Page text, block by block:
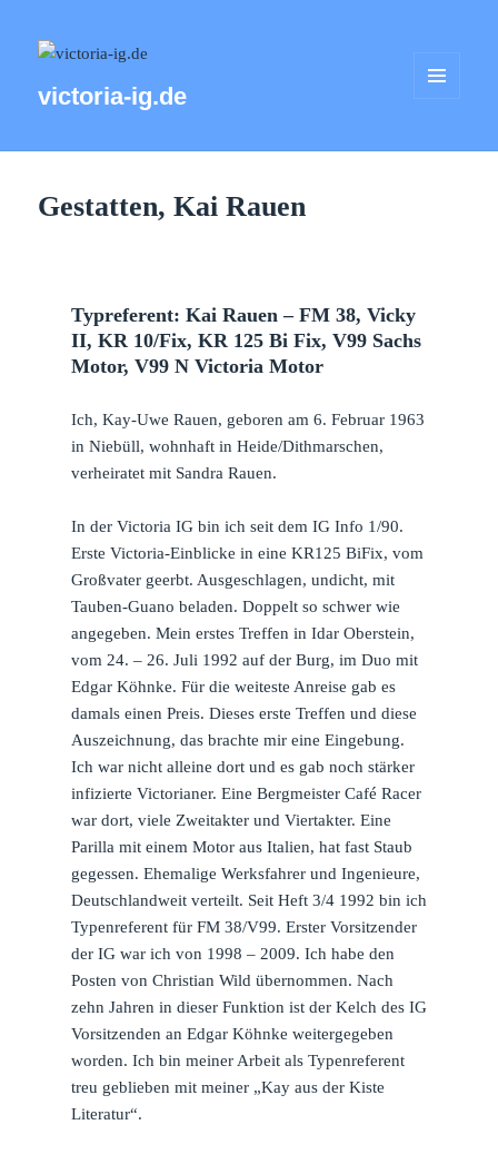
victoria-ig.de
Gestatten, Kai Rauen
Typreferent: Kai Rauen – FM 38, Vicky
II, KR 10/Fix, KR 125 Bi Fix, V99 Sachs
Motor, V99 N Victoria Motor
Ich, Kay-Uwe Rauen, geboren am 6. Februar 1963
in Niebüll, wohnhaft in Heide/Dithmarschen,
verheiratet mit Sandra Rauen.
In der Victoria IG bin ich seit dem IG Info 1/90.
Erste Victoria-Einblicke in eine KR125 BiFix, vom
Großvater geerbt. Ausgeschlagen, undicht, mit
Tauben-Guano beladen. Doppelt so schwer wie
angegeben. Mein erstes Treffen in Idar Oberstein,
vom 24. – 26. Juli 1992 auf der Burg, im Duo mit
Edgar Köhnke. Für die weiteste Anreise gab es
damals einen Preis. Dieses erste Treffen und diese
Auszeichnung, das brachte mir eine Eingebung.
Ich war nicht alleine dort und es gab noch stärker
infizierte Victorianer. Eine Bergmeister Café Racer
war dort, viele Zweitakter und Viertakter. Eine
Parilla mit einem Motor aus Italien, hat fast Staub
gegessen. Ehemalige Werksfahrer und Ingenieure,
Deutschlandweit verteilt. Seit Heft 3/4 1992 bin ich
Typenreferent für FM 38/V99. Erster Vorsitzender
der IG war ich von 1998 – 2009. Ich habe den
Posten von Christian Wild übernommen. Nach
zehn Jahren in dieser Funktion ist der Kelch des IG
Vorsitzenden an Edgar Köhnke weitergegeben
worden. Ich bin meiner Arbeit als Typenreferent
treu geblieben mit meiner „Kay aus der Kiste
Literatur“.